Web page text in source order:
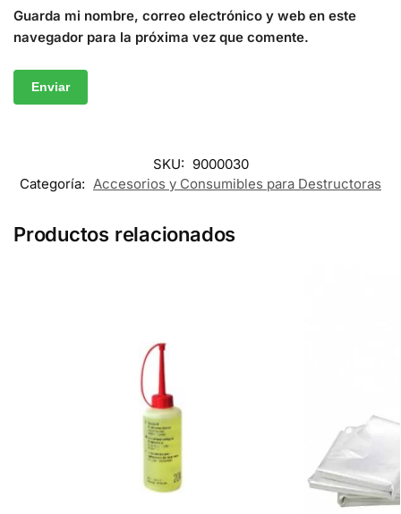
Guarda mi nombre, correo electrónico y web en este
navegador para la próxima vez que comente.
SKU: 9000030
Categoría: Accesorios y Consumibles para Destructoras
Productos relacionados